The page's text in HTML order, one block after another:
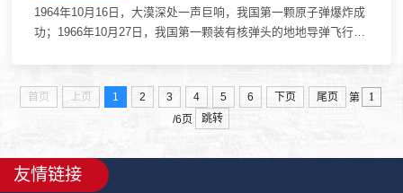
1964年10月16日，大漠深处一声巨响，我国第一颗原子弹爆炸成
功；1966年10月27日，我国第一颗装有核弹头的地地导弹飞行爆
首页 上页 1 2 3 4 5 6 下页 尾页
第
/6页
跳转
友情链接